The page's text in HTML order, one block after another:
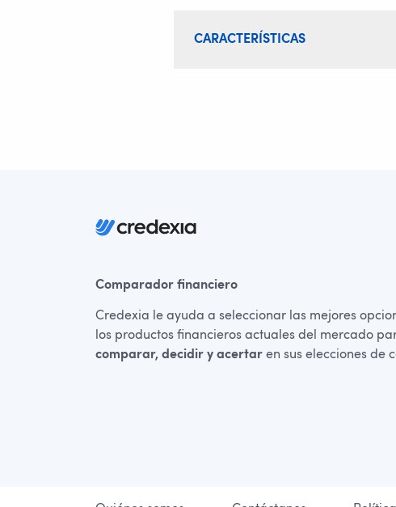
CARACTERÍSTICAS
Comparador financiero
Credexia le ayuda a seleccionar las mejores
los productos financieros actuales del mercado
comparar, decidir y acertar en sus elecciones de